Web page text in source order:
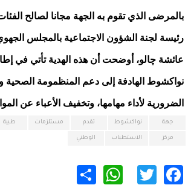
بالمرضى الذي تقوم به الجهة مجانا لصالح الفئات
رئيسة لجنة الشؤون الاجتماعية بالمجلس
عائشة چالو، أوضحت أن هذه الهدية تأتي في
نواكشوط الهادفة إلى دعم المنظمومة الصحية
الضرورية لأداء مهامها، وتخفيف الأعباء عن
جهة نواكشوط تقدم مستلزمات طبية
مركز الاستطباب الوطني
Facebook
Twitter
WhatsApp